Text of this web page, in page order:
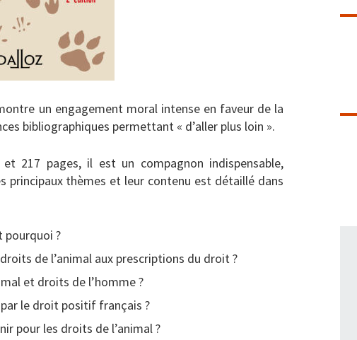
un engagement moral intense en faveur de la
bibliographiques permettant « d’aller plus loin ».
217 pages, il est un compagnon indispensable,
principaux thèmes et leur contenu est détaillé dans
pourquoi ?
de l’animal aux prescriptions du droit ?
et droits de l’homme ?
le droit positif français ?
pour les droits de l’animal ?